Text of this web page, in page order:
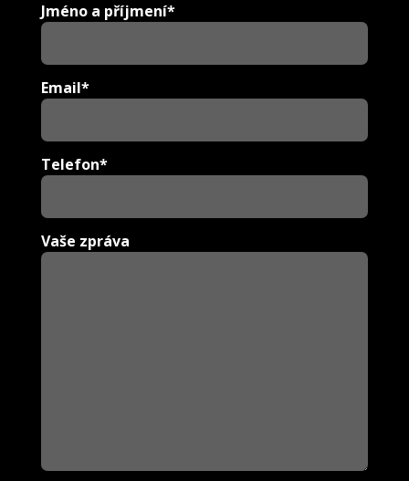
Jméno a příjmení*
Email*
Telefon*
Vaše zpráva